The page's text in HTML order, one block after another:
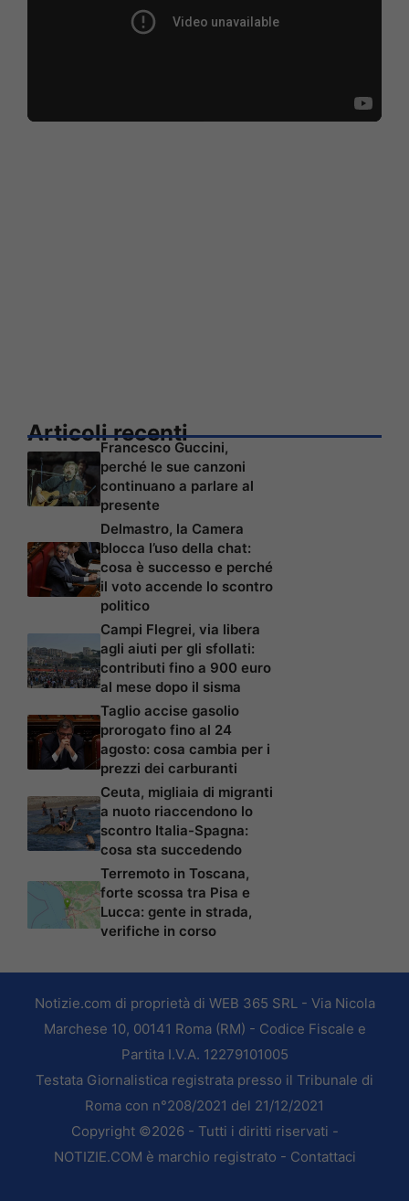
Articoli recenti
Francesco Guccini,
perché le sue canzoni
continuano a parlare al
presente
Delmastro, la Camera
blocca l’uso della chat:
cosa è successo e perché
il voto accende lo scontro
politico
Campi Flegrei, via libera
agli aiuti per gli sfollati:
contributi fino a 900 euro
al mese dopo il sisma
Taglio accise gasolio
prorogato fino al 24
agosto: cosa cambia per i
prezzi dei carburanti
Ceuta, migliaia di migranti
a nuoto riaccendono lo
scontro Italia-Spagna:
cosa sta succedendo
Terremoto in Toscana,
forte scossa tra Pisa e
Lucca: gente in strada,
verifiche in corso
Notizie.com di proprietà di WEB 365 SRL - Via Nicola
Marchese 10, 00141 Roma (RM) - Codice Fiscale e
Partita I.V.A. 12279101005
Testata Giornalistica registrata presso il Tribunale di
Roma con n°208/2021 del 21/12/2021
Copyright ©2026 - Tutti i diritti riservati -
NOTIZIE.COM è marchio registrato - Contattaci